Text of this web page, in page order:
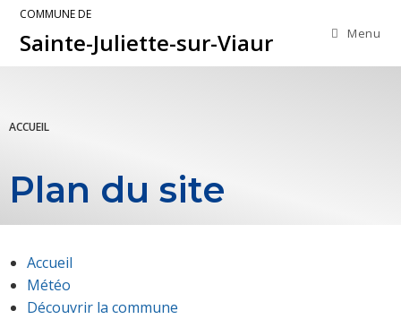
COMMUNE DE
Sainte-Juliette-sur-Viaur Menu
ACCUEIL
Plan du site
Accueil
Météo
Découvrir la commune